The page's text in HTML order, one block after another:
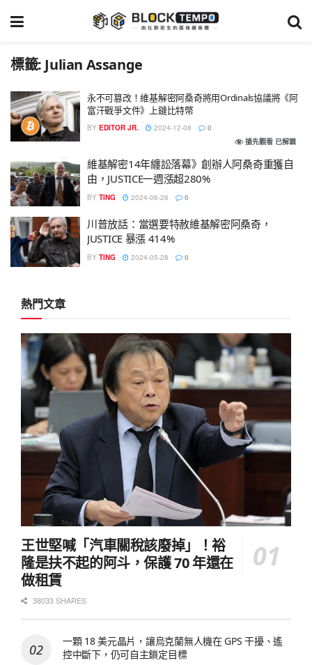
標籤: Julian Assange
永不可篡改！維基解密阿桑奇將用Ordinals協議將《阿
富汗戰爭文件》上鏈比特幣
BY EDITOR JR. 2024-12-08
0
搶先觀看 已解鎖
維基解密14年纏訟落幕》創辦人阿桑奇重獲自
由，JUSTICE一週漲超280%
BY TING 2024-06-26 0
川普放話：當選要特赦維基解密阿桑奇，
JUSTICE 暴漲 414%
BY TING 2024-05-28 0
熱門文章
王世堅喊「汽車關稅該廢掉」！裕
隆是扶不起的阿斗，保護 70 年還在
做租賃
38033 SHARES
一顆 18 美元晶片，讓烏克蘭無人機在 GPS 干擾、遙
控中斷下，仍可自主鎖定目標